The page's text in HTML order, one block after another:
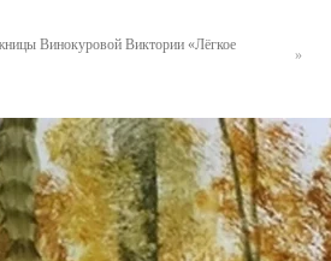
Винокуровой Виктории «Лёгкое